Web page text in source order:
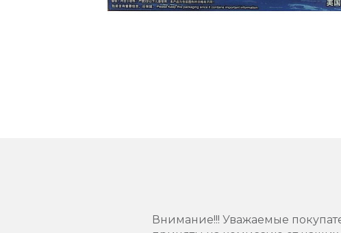
Внимание!!! Уважаемые